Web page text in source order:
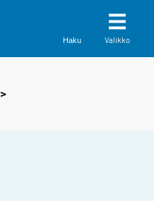
Haku Valikko
>